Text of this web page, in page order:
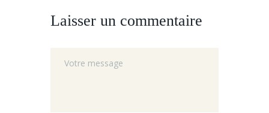
Laisser un commentaire